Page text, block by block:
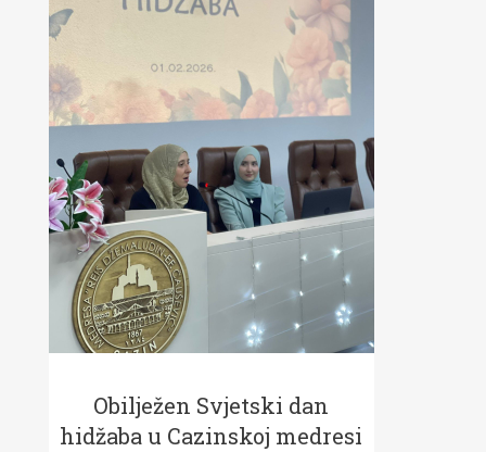
Obilježen Svjetski dan
hidžaba u Cazinskoj medresi